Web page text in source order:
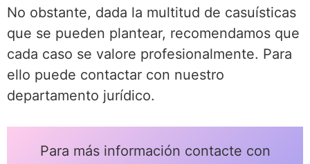
No obstante, dada la multitud de casuísticas
que se pueden plantear, recomendamos que
cada caso se valore profesionalmente. Para
ello puede contactar con nuestro
departamento jurídico.
Para más información contacte con